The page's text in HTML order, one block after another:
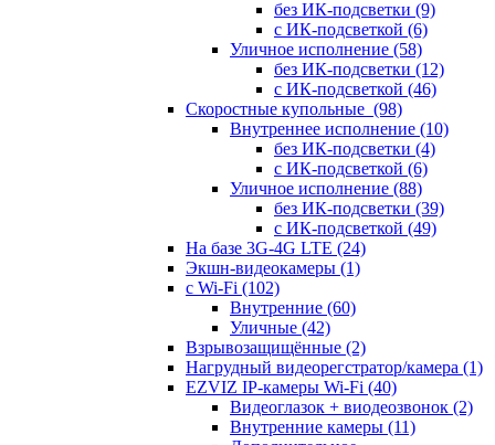
без ИК-подсветки (9)
с ИК-подсветкой (6)
Уличное исполнение (58)
без ИК-подсветки (12)
с ИК-подсветкой (46)
Скоростные купольные (98)
Внутреннее исполнение (10)
без ИК-подсветки (4)
с ИК-подсветкой (6)
Уличное исполнение (88)
без ИК-подсветки (39)
с ИК-подсветкой (49)
На базе 3G-4G LTE (24)
Экшн-видеокамеры (1)
с Wi-Fi (102)
Внутренние (60)
Уличные (42)
Взрывозащищённые (2)
Нагрудный видеорегстратор/камера (1)
EZVIZ IP-камеры Wi-Fi (40)
Видеоглазок + виодеозвонок (2)
Внутренние камеры (11)